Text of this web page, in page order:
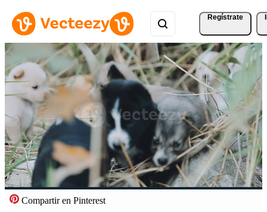
Regístrate
Compartir en Pinterest